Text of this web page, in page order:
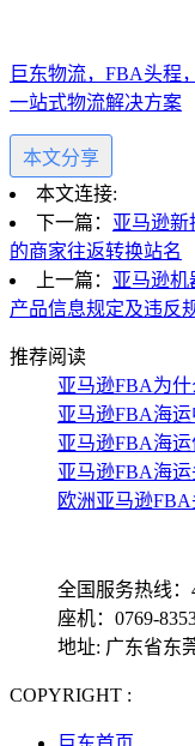
巨东物流，FBA头程
一站式物流解决方案
本文分享
本文连接:
下一篇： 亚马逊新
的商家往返转换站名
上一篇： 亚马逊机
产品信息规定及违反
推荐阅读
亚马逊FBA为
亚马逊FBA海
亚马逊FBA海
亚马逊FBA海
欧洲亚马逊
全国服务热线：
座机：0769-
地址: 广东省东
COPYRIGHT :